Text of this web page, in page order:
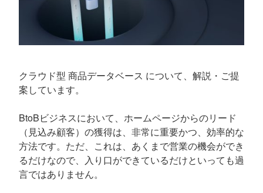
クラウド型 商品データベース について、解説・ご提
案しています。
BtoBビジネスにおいて、ホームページからのリード
（見込み顧客）の獲得は、非常に重要かつ、効率的な
方法です。ただ、これは、あくまで営業の機会ができ
るだけなので、入り口ができているだけといっても過
言ではありません。